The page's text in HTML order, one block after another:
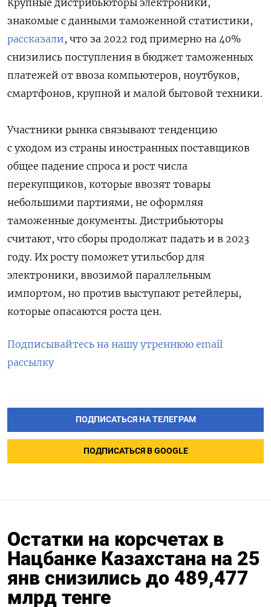
знакомые с данными таможенной статистики,
рассказали, что за 2022 год примерно на 40%
снизились поступления в бюджет таможенных
платежей от ввоза компьютеров, ноутбуков,
смартфонов, крупной и малой бытовой техники.
Участники рынка связывают тенденцию
с уходом из страны иностранных поставщиков
общее падение спроса и рост числа
перекупщиков, которые ввозят товары
небольшими партиями, не оформляя
таможенные документы. Дистрибьюторы
считают, что сборы продолжат падать и в 2023
году. Их росту поможет утильсбор для
электроники, ввозимой параллельным
импортом, но против выступают ретейлеры,
которые опасаются роста цен.
Подписывайтесь на нашу утреннюю email
рассылку
ПОДПИСАТЬСЯ НА ТЕЛЕГРАМ
ПОДПИСАТЬСЯ В GOOGLE
Остатки на корсчетах в
Нацбанке Казахстана на 25
янв снизились до 489,477
млрд тенге